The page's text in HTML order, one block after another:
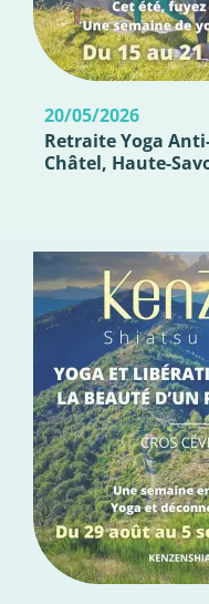
20/05/2026
Retraite Yoga
Châtel, Haute-